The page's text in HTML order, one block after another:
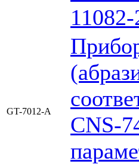
GT-7012-A
CNS-